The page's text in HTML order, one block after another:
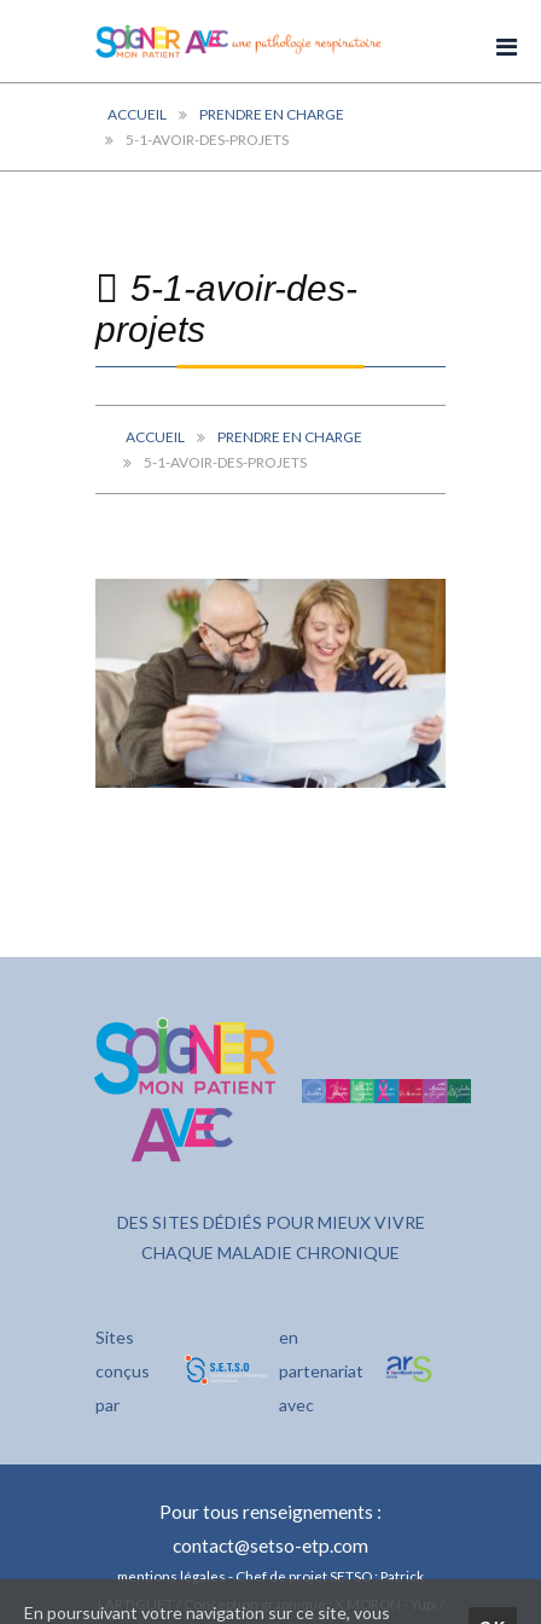
ACCUEIL
PRENDRE EN CHARGE
5-1-AVOIR-DES-PROJETS
5-1-avoir-des-
projets
ACCUEIL
PRENDRE EN CHARGE
5-1-AVOIR-DES-PROJETS
DES SITES DÉDIÉS POUR MIEUX VIVRE
CHAQUE MALADIE CHRONIQUE
Sites
conçus
par
en
partenariat
avec
Pour tous renseignements :
contact@setso-etp.com
mentions légales - Chef de projet SETSO : Patrick
En poursuivant votre navigation sur ce site, vous